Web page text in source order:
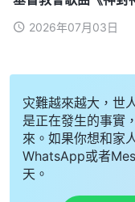
2026年07月03日
灾難越來越大，世
是正在發生的事實
來。如果你想和家
WhatsApp或者
天。